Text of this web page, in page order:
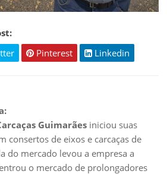
Pinterest Linkedin
Guimarães iniciou suas
consertos de eixos e carcaças de
do mercado levou a empresa a
o mercado de prolongadores